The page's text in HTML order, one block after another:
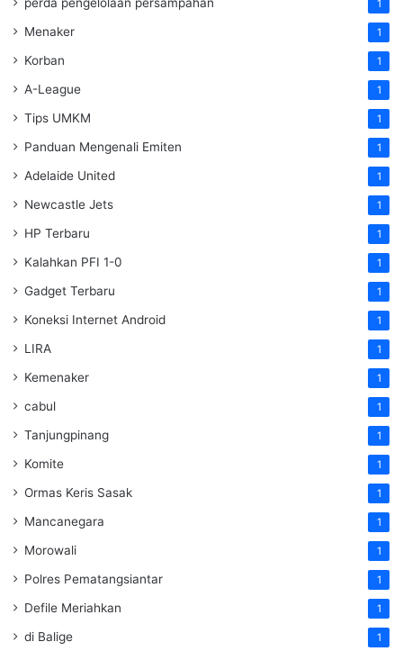
1
Menaker 1
Korban 1
A-League 1
Tips UMKM 1
Panduan Mengenali Emiten 1
Adelaide United 1
Newcastle Jets 1
HP Terbaru 1
Kalahkan PFI 1-0 1
Gadget Terbaru 1
Koneksi Internet Android 1
LIRA 1
Kemenaker 1
cabul 1
Tanjungpinang 1
Komite 1
Ormas Keris Sasak 1
Mancanegara 1
Morowali 1
Polres Pematangsiantar 1
Defile Meriahkan 1
di Balige 1